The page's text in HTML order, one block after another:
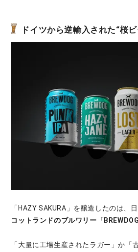
ドイツから逆輸入された“桜ビ
「HAZY SAKURA」を醸造したのは、
コットランドのブルワリー「BREWDOG
「大量に工場生産されたラガー」か「